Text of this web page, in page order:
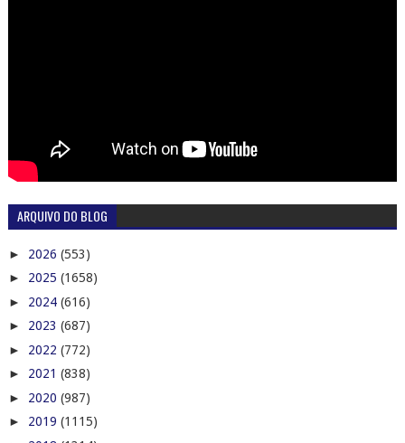
ARQUIVO DO BLOG
► 2026 (553)
► 2025 (1658)
► 2024 (616)
► 2023 (687)
► 2022 (772)
► 2021 (838)
► 2020 (987)
► 2019 (1115)